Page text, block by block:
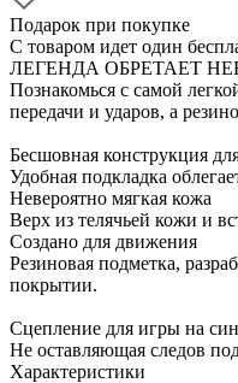
Подарок при покупке
С товаром идет один
ЛЕГЕНДА ОБРЕТАЕТ
Познакомься с самой
передачи и ударов, а
Бесшовная конструкция
Удобная подкладка
Невероятно мягкая кожа
Верх из телячьей кожи и
Создано для движения
Резиновая подметка,
покрытии.
Сцепление для игры на
Не оставляющая следов
Характеристики